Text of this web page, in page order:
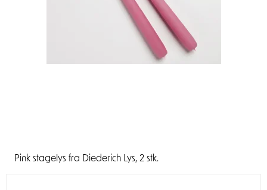
Pink stagelys fra Diederich Lys, 2 stk.